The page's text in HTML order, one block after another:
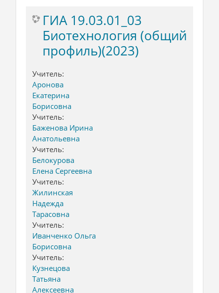
ГИА 19.03.01_03
Биотехнология (общий
профиль)(2023)
Учитель:
Аронова
Екатерина
Борисовна
Учитель:
Баженова Ирина
Анатольевна
Учитель:
Белокурова
Елена Сергеевна
Учитель:
Жилинская
Надежда
Тарасовна
Учитель:
Иванченко Ольга
Борисовна
Учитель:
Кузнецова
Татьяна
Алексеевна